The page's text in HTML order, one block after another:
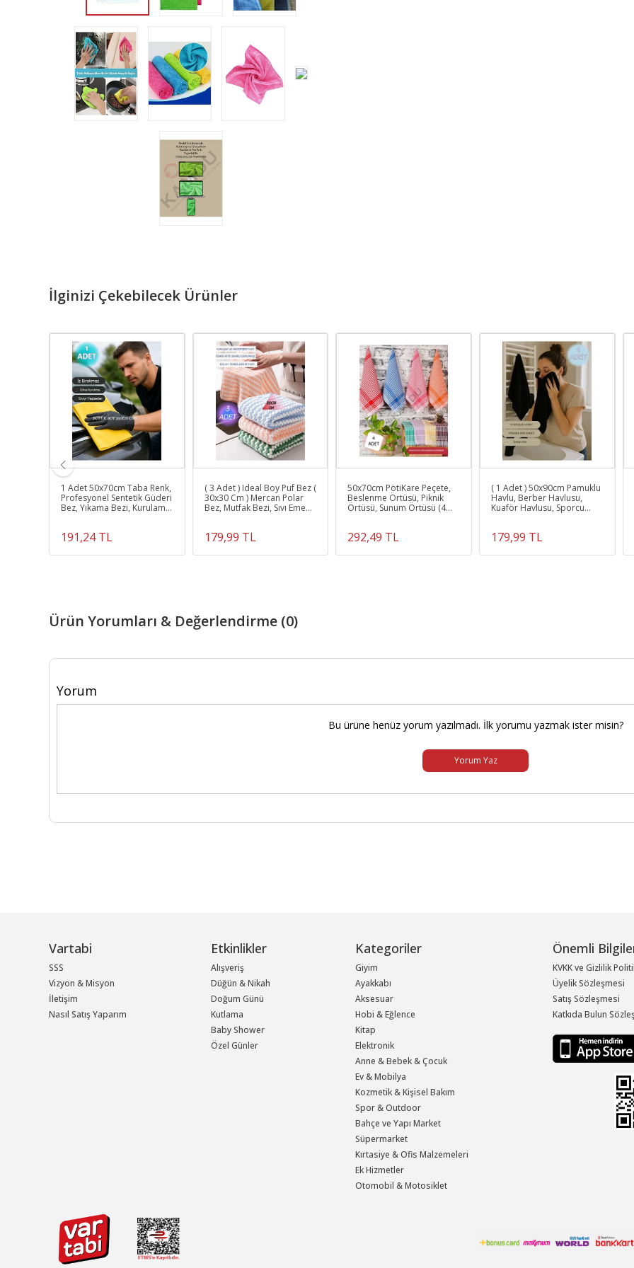
İlginizi Çekebilecek Ürünler
1 Adet 50x70cm Taba Renk,
Profesyonel Sentetik Güderi
Bez, Yıkama Bezi, Kurulama
191,24 TL
( 3 Adet ) Ideal Boy Puf Bez (
30x30 Cm ) Mercan Polar
Bez, Mutfak Bezi, Sıvı Emen
179,99 TL
50x70cm PötiKare Peçete,
Beslenme Örtüsü, Piknik
Örtüsü, Sunum Örtüsü (4
292,49 TL
( 1 Adet ) 50x90cm Pamuklu
Havlu, Berber Havlusu,
Kuaför Havlusu, Sporcu
179,99 TL
Ürün Yorumları & Değerlendirme (0)
Yorum
Bu ürüne henüz yorum yazılmadı. İlk yorumu yazmak ister misin?
Yorum Yaz
Vartabi
SSS
Vizyon & Misyon
İletişim
Nasıl Satış Yaparım
Etkinlikler
Alışveriş
Düğün & Nikah
Doğum Günü
Kutlama
Baby Shower
Özel Günler
Kategoriler
Giyim
Ayakkabı
Aksesuar
Hobi & Eğlence
Kitap
Elektronik
Anne & Bebek & Çocuk
Ev & Mobilya
Kozmetik & Kişisel Bakım
Spor & Outdoor
Bahçe ve Yapı Market
Süpermarket
Kırtasiye & Ofis Malzemeleri
Ek Hizmetler
Otomobil & Motosiklet
Önemli
KVKK ve Gizlilik
Üyelik Sözleşmesi
Satış Sözleşmesi
Katkıda Bulun